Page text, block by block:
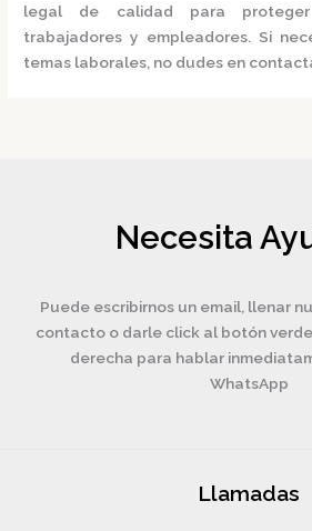
legal de calidad para
trabajadores y empleadores. Si
temas laborales, no dudes en
Necesita
Puede escribirnos un email, llenar
contacto o darle click al botón
derecha para hablar
WhatsApp
Llamadas